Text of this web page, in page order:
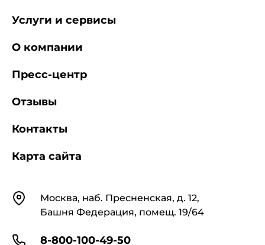
КонтактыМосква, наб. Пресненская, д. 12,
Башня Федерация, помещ. 19/64
8-800-100-49-50
Услуги и сервисы
О компании
Пресс-центр
Отзывы
Контакты
Карта сайта